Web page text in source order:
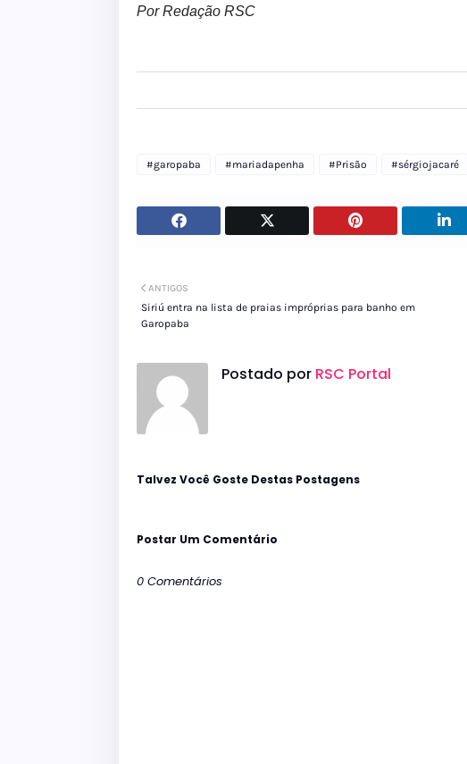
Por Redação RSC
#garopaba #mariadapenha #Prisão #sérgiojacaré
ANTIGOS
Siriú entra na lista de praias impróprias para banho em
Garopaba
Postado por RSC Portal
Talvez Você Goste Destas Postagens
Postar Um Comentário
0 Comentários